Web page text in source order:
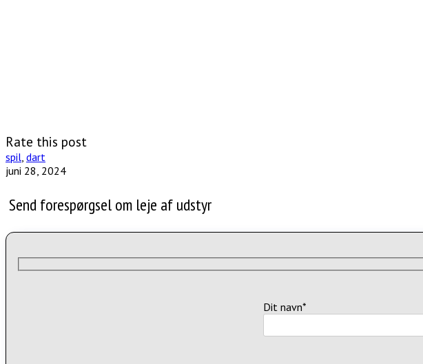
Rate this post
spil dart
juni 28, 2024
Send forespørgsel om leje af udstyr
Dit navn*